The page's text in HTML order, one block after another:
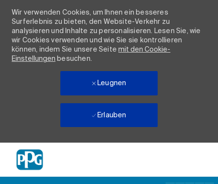
Wir verwenden Cookies, um Ihnen ein besseres
Surferlebnis zu bieten, den Website-Verkehr zu
analysieren und Inhalte zu personalisieren. Lesen Sie, wie
wir Cookies verwenden und wie Sie sie kontrollieren
können, indem Sie unsere Seitemit den Cookie-
Einstellungen besuchen.
Leugnen
Erlauben